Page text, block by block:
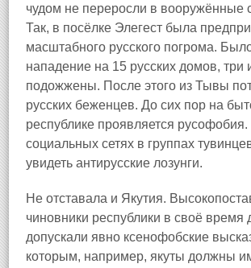
чудом не переросли в вооружённые
Так, в посёлке Элегест была
масштабного русского погрома.
нападение на 15 русских домов, три
подожжены. После этого из Тывы
русских беженцев. До сих пор на
республике проявляется
социальных сетях в группах
увидеть антирусские лозунги.
Не отставала и Якутия.
чиновники республики в своё время
допускали явно ксенофобские
которым, например, якуты должны